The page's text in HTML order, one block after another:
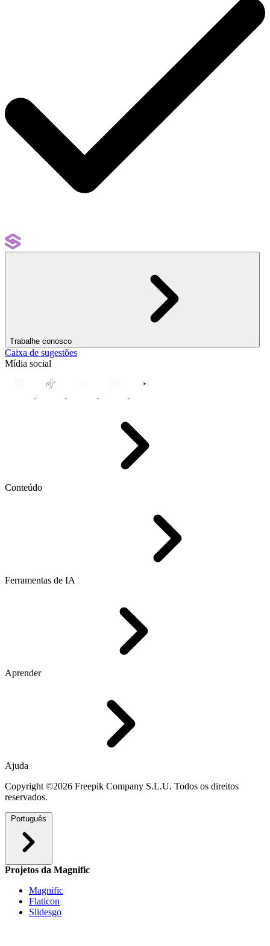
Trabalhe conosco
Caixa de sugestões
Mídia social
Conteúdo
Ferramentas de IA
Aprender
Ajuda
Copyright ©2026 Freepik Company S.L.U. Todos os direitos
reservados.
Português
Projetos da Magnific
Magnific
Flaticon
Slidesgo